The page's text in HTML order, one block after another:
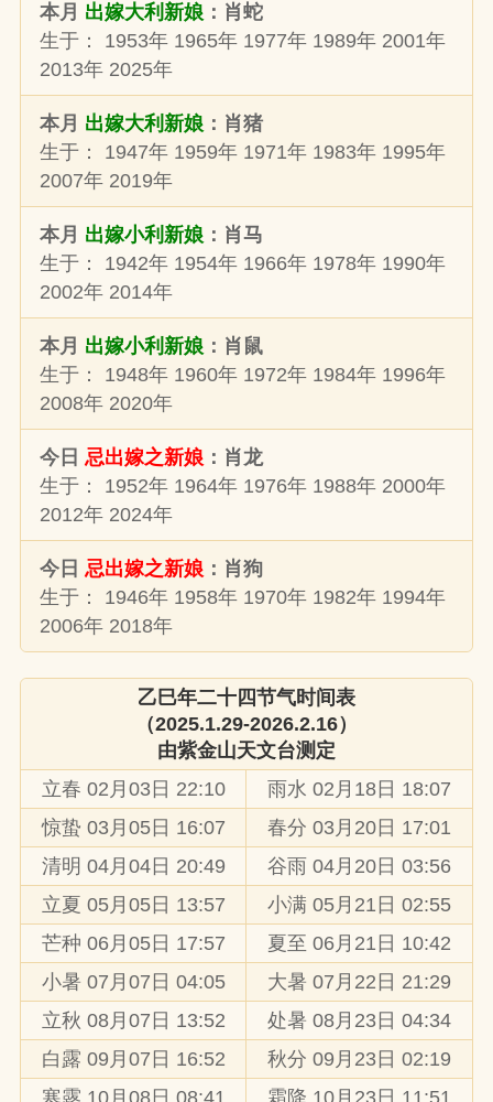
本月 出嫁大利新娘：肖蛇
生于： 1953年 1965年 1977年 1989年 2001年
2013年 2025年
本月 出嫁大利新娘：肖猪
生于： 1947年 1959年 1971年 1983年 1995年
2007年 2019年
本月 出嫁小利新娘：肖马
生于： 1942年 1954年 1966年 1978年 1990年
2002年 2014年
本月 出嫁小利新娘：肖鼠
生于： 1948年 1960年 1972年 1984年 1996年
2008年 2020年
今日 忌出嫁之新娘：肖龙
生于： 1952年 1964年 1976年 1988年 2000年
2012年 2024年
今日 忌出嫁之新娘：肖狗
生于： 1946年 1958年 1970年 1982年 1994年
2006年 2018年
乙巳年二十四节气时间表
（2025.1.29-2026.2.16）
由紫金山天文台测定
立春 02月03日 22:10
雨水 02月18日 18:07
惊蛰 03月05日 16:07
春分 03月20日 17:01
清明 04月04日 20:49
谷雨 04月20日 03:56
立夏 05月05日 13:57
小满 05月21日 02:55
芒种 06月05日 17:57
夏至 06月21日 10:42
小暑 07月07日 04:05
大暑 07月22日 21:29
立秋 08月07日 13:52
处暑 08月23日 04:34
白露 09月07日 16:52
秋分 09月23日 02:19
寒露 10月08日 08:41
霜降 10月23日 11:51